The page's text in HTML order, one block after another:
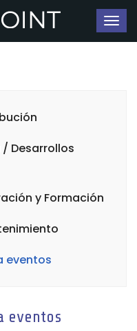
Desarrollos
y Formación
eventos
eventos